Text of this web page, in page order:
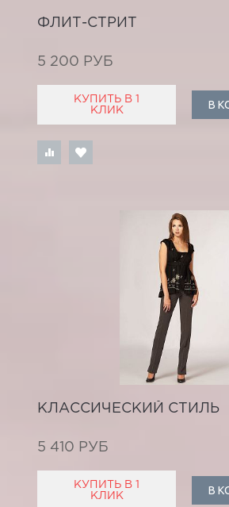
ФЛИТ-СТРИТ
5 200 РУБ
КУПИТЬ В 1
КЛИК
В
КЛАССИЧЕСКИЙ СТИЛЬ
5 410 РУБ
КУПИТЬ В 1
КЛИК
В